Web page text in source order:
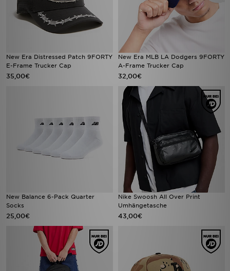
New Era Distressed Patch 9FORTY
E-Frame Trucker Cap
35,00€
New Era MLB LA Dodgers 9FORTY
A-Frame Trucker Cap
32,00€
New Balance 6-Pack Quarter
Socks
25,00€
Nike Swoosh All Over Print
Umhängetasche
43,00€